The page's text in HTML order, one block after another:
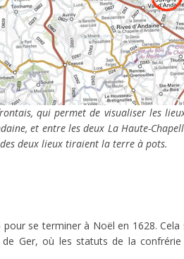
qui permet de visualiser les
et entre les deux La Haute-
deux lieux tiraient la terre à pots.
se terminer à Noël en 1628.
Ger, où les statuts de la